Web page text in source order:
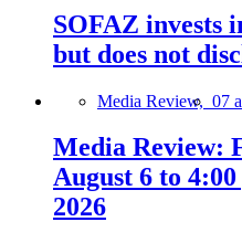
SOFAZ invests
but does not
Media Review, 07
Media Review:
August 6 to
2026